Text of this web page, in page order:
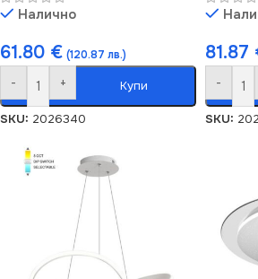
Налично
61.80 € (120.87 лв.)
- + Купи
SKU: 2026340
81.87
-
SKU: